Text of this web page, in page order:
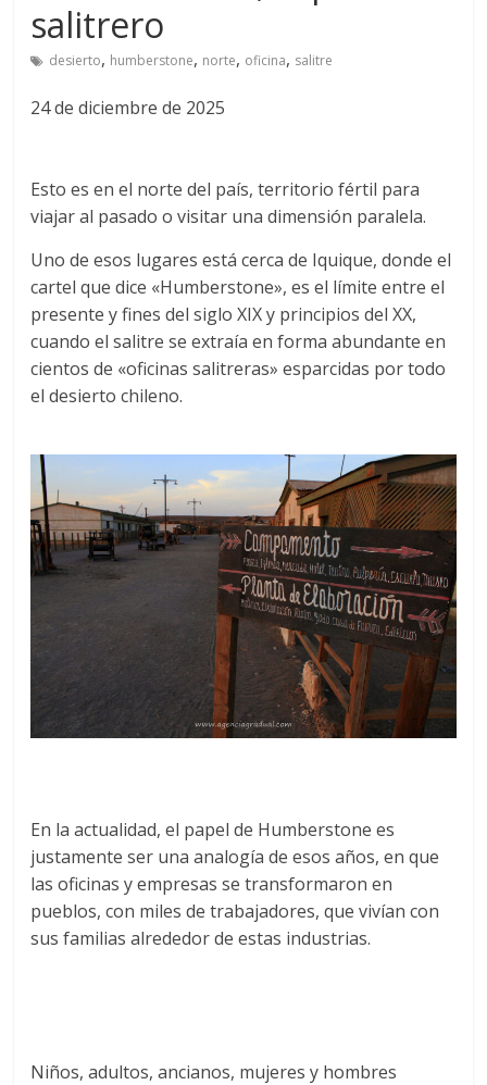
salitrero
desierto, humberstone, norte, oficina, salitre
24 de diciembre de 2025
Esto es en el norte del país, territorio fértil para
viajar al pasado o visitar una dimensión paralela.
Uno de esos lugares está cerca de Iquique, donde el
cartel que dice «Humberstone», es el límite entre el
presente y fines del siglo XIX y principios del XX,
cuando el salitre se extraía en forma abundante en
cientos de «oficinas salitreras» esparcidas por todo
el desierto chileno.
En la actualidad, el papel de Humberstone es
justamente ser una analogía de esos años, en que
las oficinas y empresas se transformaron en
pueblos, con miles de trabajadores, que vivían con
sus familias alrededor de estas industrias.
Niños, adultos, ancianos, mujeres y hombres